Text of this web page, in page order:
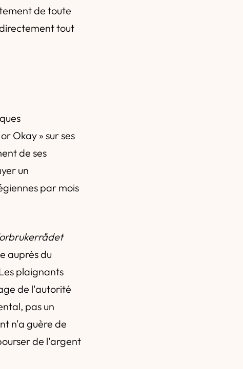
de toute
tout
Okay » sur ses
de ses
un
par mois
auprès du
plaignants
de l'autorité
pas un
n'a guère de
de l'argent